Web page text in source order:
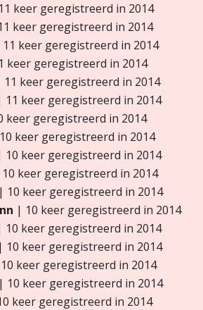
keer geregistreerd in 2014
keer geregistreerd in 2014
keer geregistreerd in 2014
keer geregistreerd in 2014
11 keer geregistreerd in 2014
keer geregistreerd in 2014
keer geregistreerd in 2014
keer geregistreerd in 2014
10 keer geregistreerd in 2014
keer geregistreerd in 2014
| 10 keer geregistreerd in 2014
| 10 keer geregistreerd in 2014
10 keer geregistreerd in 2014
| 10 keer geregistreerd in 2014
keer geregistreerd in 2014
| 10 keer geregistreerd in 2014
keer geregistreerd in 2014